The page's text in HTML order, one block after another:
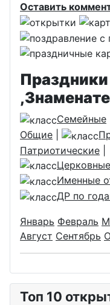
Оставить
Семейные
Общие
Патриотические
Церковные
Именные
ДР по
Январь Февраль
Август Сентябрь
Топ 10